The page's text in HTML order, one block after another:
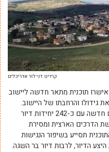
קרדיט: דני לזר אדריכלים
אישרו תוכנית מתאר חדשה ליישוב
גידולו והרחבתו של היישוב.
התוכנית כוללת הקמת שכונת מגורים חדשה עם כ-242 יחידות דיור
הדרכים הארצית ומסירת
תסייע בשיפור הנגישות
הדיור, לרבות דיור בר השגה.